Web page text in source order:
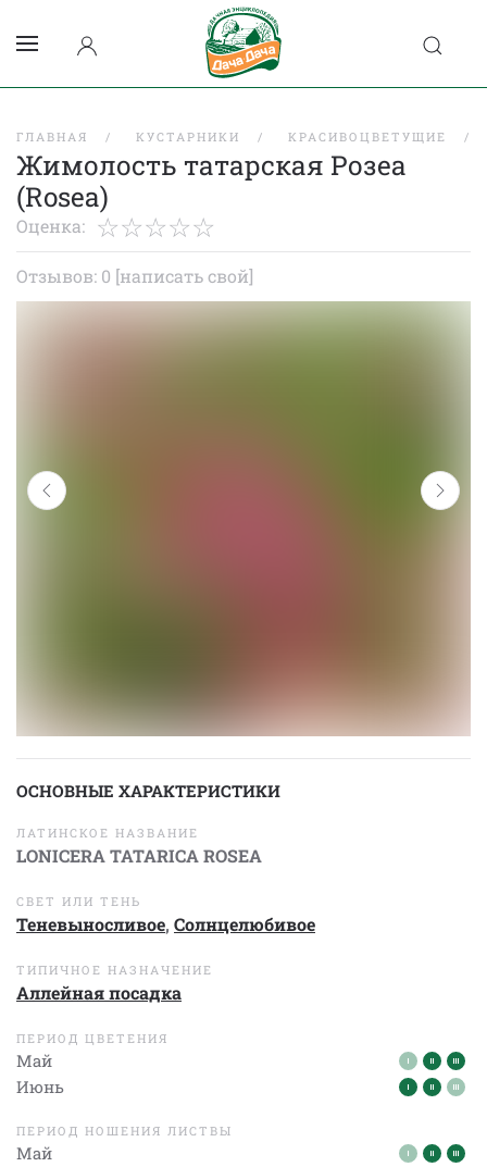
ГЛАВНАЯ КУСТАРНИКИ КРАСИВОЦВЕТУЩИЕ
Жимолость татарская Розеа
(Rosea)
Оценка:
Отзывов: 0 [написать свой]
ОСНОВНЫЕ ХАРАКТЕРИСТИКИ
ЛАТИНСКОЕ НАЗВАНИЕ
LONICERA TATARICA ROSEA
СВЕТ ИЛИ ТЕНЬ
Теневыносливое, Солнцелюбивое
ТИПИЧНОЕ НАЗНАЧЕНИЕ
Аллейная посадка
ПЕРИОД ЦВЕТЕНИЯ
Май
Июнь
ПЕРИОД НОШЕНИЯ ЛИСТВЫ
Май